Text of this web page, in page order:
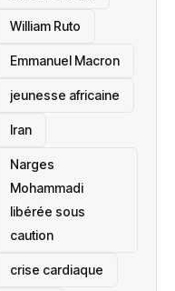
William Ruto
Emmanuel Macron
jeunesse africaine
‎Iran
Narges
Mohammadi
libérée sous
caution
crise cardiaque